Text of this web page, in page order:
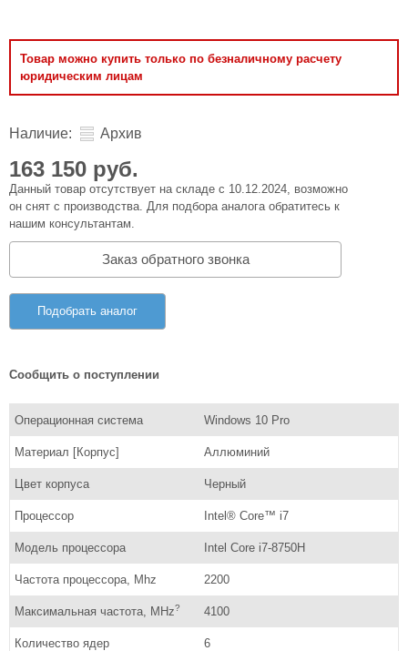
Товар можно купить только по безналичному расчету
юридическим лицам
Наличие: Архив
163 150 руб.
Данный товар отсутствует на складе с 10.12.2024, возможно
он снят с производства. Для подбора аналога обратитесь к
нашим консультантам.
Заказ обратного звонка
Подобрать аналог
Сообщить о поступлении
Операционная система Windows 10 Pro
Материал [Корпус] Аллюминий
Цвет корпуса Черный
Процессор Intel® Core™ i7
Модель процессора Intel Core i7-8750H
Частота процессора, Mhz 2200
Максимальная частота, MHz? 4100
Количество ядер 6